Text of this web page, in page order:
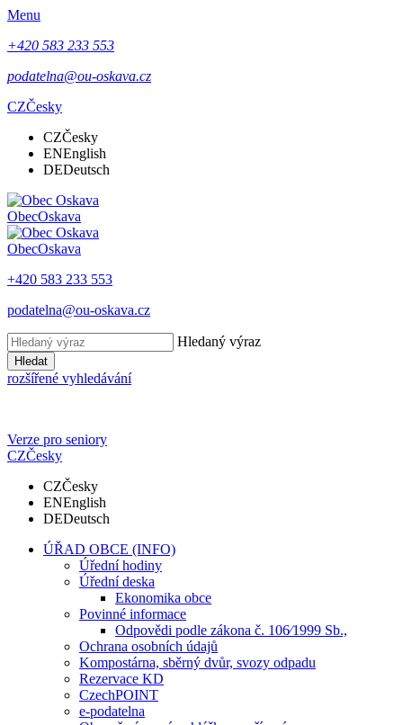
Menu
+420 583 233 553
podatelna@ou-oskava.cz
CZČesky
CZČesky
ENEnglish
DEDeutsch
ObecOskava
ObecOskava
+420 583 233 553
podatelna@ou-oskava.cz
Hledaný výraz
Hledat
rozšířené vyhledávání
Verze pro seniory
CZČesky
CZČesky
ENEnglish
DEDeutsch
ÚŘAD OBCE (INFO)
Úřední hodiny
Úřední deska
Ekonomika obce
Povinné informace
Odpovědi podle zákona č. 106⁄1999 Sb.,
Ochrana osobních údajů
Kompostárna, sběrný dvůr, svozy odpadu
Rezervace KD
CzechPOINT
e-podatelna